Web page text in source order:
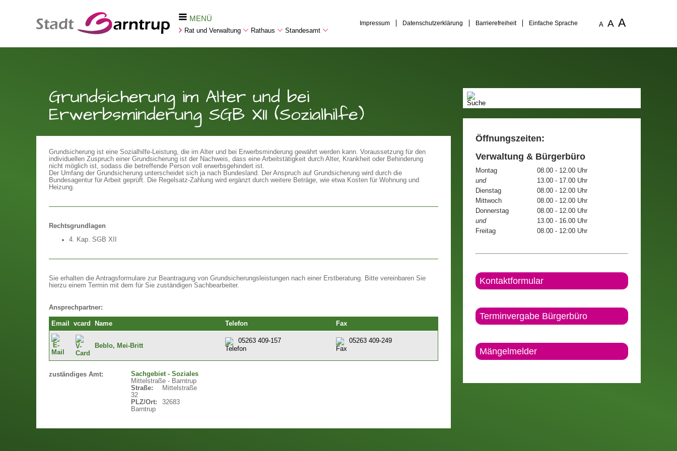
MENÜ
Rat und Verwaltung Rathaus Standesamt
Impressum Datenschutzerklärung Barrierefreiheit Einfache Sprache A A A
Grundsicherung im Alter und bei
Erwerbsminderung SGB XII (Sozialhilfe)
Grundsicherung ist eine Sozialhilfe-Leistung, die im Alter und bei Erwerbsminderung gewährt werden kann. Voraussetzung für den
individuellen Zuspruch einer Grundsicherung ist der Nachweis, dass eine Arbeitstätigkeit durch Alter, Krankheit oder Behinderung
nicht möglich ist, sodass die betreffende Person voll erwerbsgehindert ist.
Der Umfang der Grundsicherung unterscheidet sich ja nach Bundesland. Der Anspruch auf Grundsicherung wird durch die
Bundesagentur für Arbeit geprüft. Die Regelsatz-Zahlung wird ergänzt durch weitere Beträge, wie etwa Kosten für Wohnung und
Heizung.
Rechtsgrundlagen
4. Kap. SGB XII
Sie erhalten die Antragsformulare zur Beantragung von Grundsicherungsleistungen nach einer Erstberatung. Bitte vereinbaren Sie
hierzu einem Termin mit dem für Sie zuständigen Sachbearbeiter.
Ansprechpartner:
Email vcard Name Telefon Fax
Beblo, Mei-Britt
05263 409-157 05263 409-249
zuständiges Amt:
Sachgebiet - Soziales
Mittelstraße - Barntrup
Straße:
Mittelstraße
32
PLZ/Ort:
32683
Barntrup
Öffnungszeiten:
Verwaltung & Bürgerbüro
Montag
08.00 - 12.00 Uhr
und
13.00 - 17.00 Uhr
Dienstag
08.00 - 12.00 Uhr
Mittwoch
08.00 - 12.00 Uhr
Donnerstag
08.00 - 12.00 Uhr
und
13.00 - 16.00 Uhr
Freitag
08.00 - 12:00 Uhr
Kontaktformular
Terminvergabe Bürgerbüro
Mängelmelder